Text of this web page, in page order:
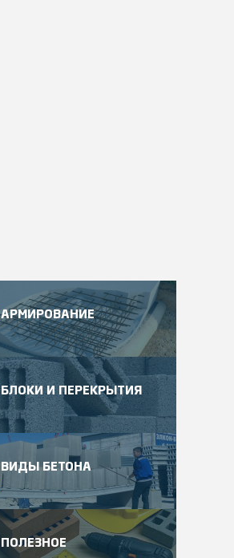
АРМИРОВАНИЕ
БЛОКИ И ПЕРЕКРЫТИЯ
ВИДЫ БЕТОНА
ПОЛЕЗНОЕ